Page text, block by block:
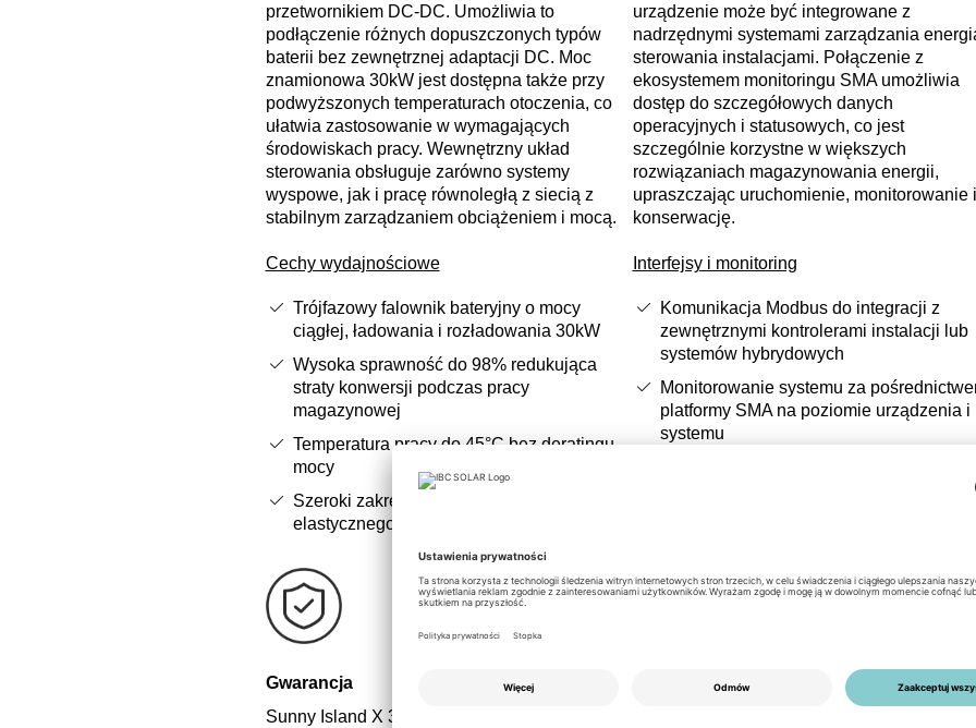
przetwornikiem DC-DC. Umożliwia to
podłączenie różnych dopuszczonych typów
baterii bez zewnętrznej adaptacji DC. Moc
znamionowa 30kW jest dostępna także przy
podwyższonych temperaturach otoczenia, co
ułatwia zastosowanie w wymagających
środowiskach pracy. Wewnętrzny układ
sterowania obsługuje zarówno systemy
wyspowe, jak i pracę równoległą z siecią z
stabilnym zarządzaniem obciążeniem i mocą.
Cechy wydajnościowe
Trójfazowy falownik bateryjny o mocy
ciągłej, ładowania i rozładowania 30kW
Wysoka sprawność do 98% redukująca
straty konwersji podczas pracy
magazynowej
Temperatura pracy do 45°C bez deratingu
mocy
Szeroki zakres napięcia AC 187–528V dla
elastycznego przyłączenia do sieci
urządzenie może być integrowane z
nadrzędnymi systemami zarządzania
sterowania instalacjami. Połączenie z
ekosystemem monitoringu SMA umożliwia
dostęp do szczegółowych danych
operacyjnych i statusowych, co jest
szczególnie korzystne w większych
rozwiązaniach magazynowania energii,
upraszczając uruchomienie, monitorowanie i
konserwację.
Interfejsy i monitoring
Komunikacja Modbus do integracji z
zewnętrznymi kontrolerami instalacji lub
systemów hybrydowych
Monitorowanie systemu za
platformy SMA na poziomie urządzenia i
systemu
Gwarancja
Sunny Island X 30 dostarczany jest ze
Zrównoważony rozwój